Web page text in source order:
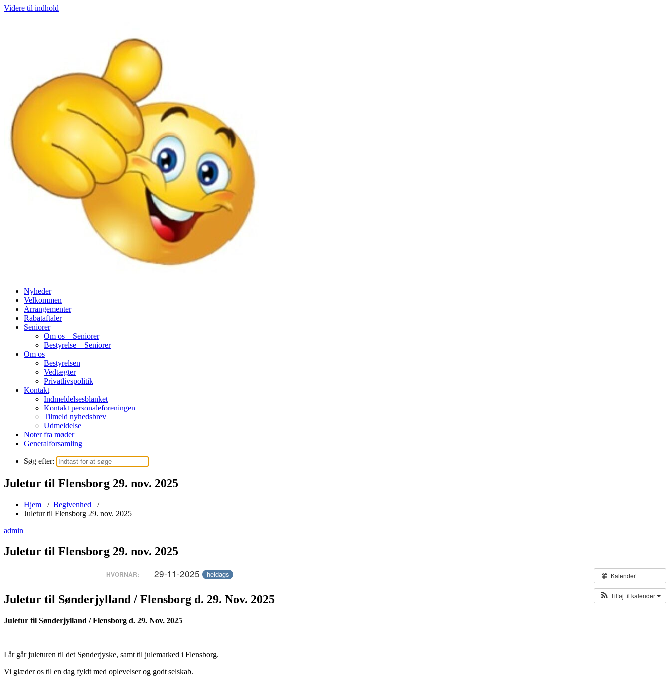
Videre til indhold
Nyheder
Velkommen
Arrangementer
Rabataftaler
Seniorer
Om os – Seniorer
Bestyrelse – Seniorer
Om os
Bestyrelsen
Vedtægter
Privatlivspolitik
Kontakt
Indmeldelsesblanket
Kontakt personaleforeningen…
Tilmeld nyhedsbrev
Udmeldelse
Noter fra møder
Generalforsamling
Søg efter:
Juletur til Flensborg 29. nov. 2025
Hjem / Begivenhed /
Juletur til Flensborg 29. nov. 2025
admin
Juletur til Flensborg 29. nov. 2025
Kalender
Tilføj til kalender
HVORNÅR: 29-11-2025 heldags
Juletur til Sønderjylland / Flensborg d. 29. Nov. 2025
Juletur til Sønderjylland / Flensborg d. 29. Nov. 2025
I år går juleturen til det Sønderjyske, samt til julemarked i Flensborg.
Vi glæder os til en dag fyldt med oplevelser og godt selskab.